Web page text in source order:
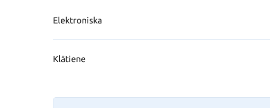
Elektroniska
Klātiene